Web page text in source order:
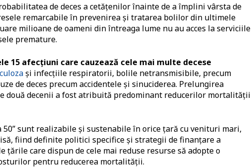
de deces a cetăţenilor înainte de a împlini vârsta de
remarcabile în prevenirea și tratarea bolilor din ultimele
milioane de oameni din întreaga lume nu au acces la serviciile
premature.
15 afecțiuni care cauzează cele mai multe decese
și infecțiile respiratorii, bolile netransmisibile, precum
de deces precum accidentele și sinuciderea. Prelungirea
două decenii a fost atribuită predominant reducerilor mortalității
sunt realizabile și sustenabile în orice țară cu venituri mari,
fiind definite politici specifice și strategii de finanțare a
care dispun de cele mai reduse resurse să adopte o
pentru reducerea mortalității.